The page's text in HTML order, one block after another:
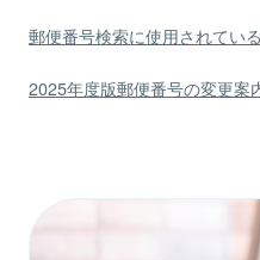
郵便番号検索に使用されてい
2025年度版郵便番号の変更案